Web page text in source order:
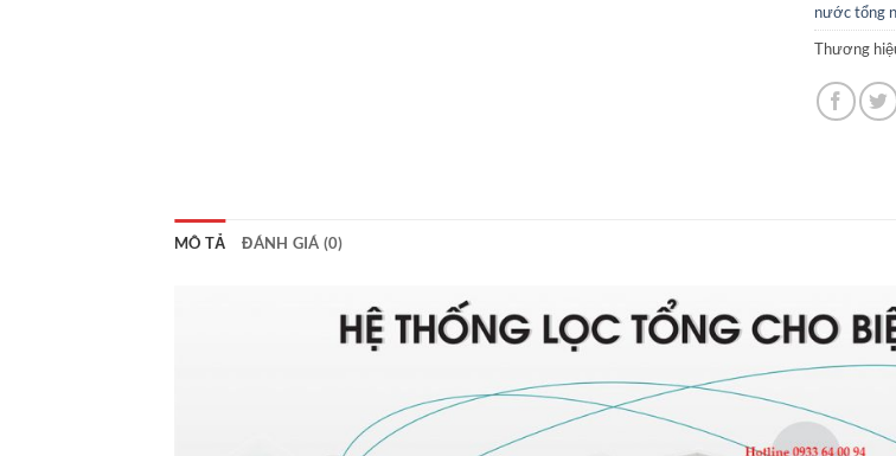
nước tổng
Thương
MÔ TẢ ĐÁNH GIÁ (0)